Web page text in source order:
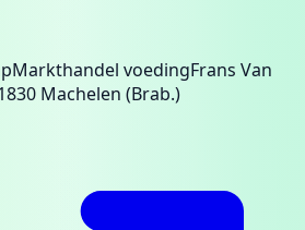
Markthandel voedingFrans Van
Machelen (Brab.)